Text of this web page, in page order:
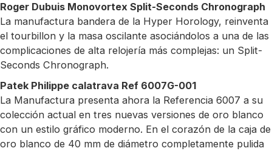
Roger Dubuis Monovortex Split-Seconds Chronograph
La manufactura bandera de la Hyper Horology, reinventa
el tourbillon y la masa oscilante asociándolos a una de las
complicaciones de alta relojería más complejas: un Split-
Seconds Chronograph.
Patek Philippe calatrava Ref 6007G-001
La Manufactura presenta ahora la Referencia 6007 a su
colección actual en tres nuevas versiones de oro blanco
con un estilo gráfico moderno. En el corazón de la caja de
oro blanco de 40 mm de diámetro completamente pulida